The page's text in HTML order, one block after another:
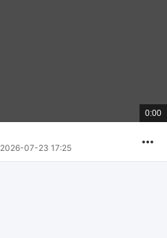
總
共
0:00
2026-07-23 17:25